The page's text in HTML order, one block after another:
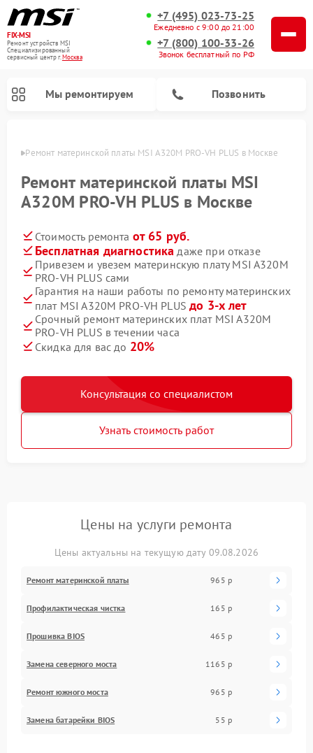
FIX-MSI
Ремонт устройств MSI
Специализированный
cервисный центр г.Москва
+7 (495) 023-73-25
Ежедневно с 9:00 до 21:00
+7 (800) 100-33-26
Звонок бесплатный по РФ
Мы ремонтируем Позвонить
Ремонт материнской платы MSI A320M PRO-VH PLUS в Москве
Ремонт материнской платы MSI
A320M PRO-VH PLUS в Москве
Стоимость ремонта от 65 руб.
Бесплатная диагностика даже при отказе
Привезем и увезем материнскую плату MSI A320M
PRO-VH PLUS сами
Гарантия на наши работы по ремонту материнских
плат MSI A320M PRO-VH PLUSдо 3-х лет
Срочный ремонт материнских плат MSI A320M
PRO-VH PLUS в течении часа
Скидка для вас до 20%
Консультация со специалистом
Узнать стоимость работ
Цены на услуги ремонта
Цены актуальны на текущую дату 09.08.2026
Ремонт материнской платы 965 р
Профилактическая чистка 165 р
Прошивка BIOS 465 р
Замена северного моста 1165 р
Ремонт южного моста 965 р
Замена батарейки BIOS 55 р